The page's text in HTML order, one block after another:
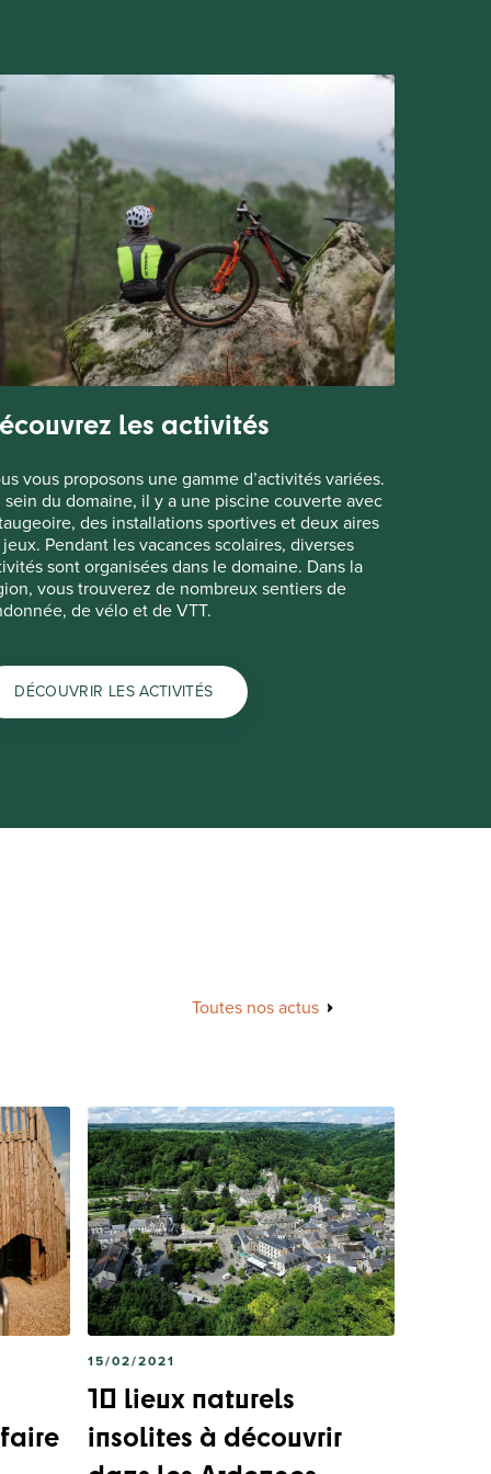
les activités
vous proposons une gamme d’activités variées.
sein du domaine, il y a une piscine couverte avec
des installations sportives et deux aires
Pendant les vacances scolaires, diverses
sont organisées dans le domaine. Dans la
vous trouverez de nombreux sentiers de
de vélo et de VTT.
DÉCOUVRIR LES ACTIVITÉS
Toutes nos actus
15/02/2021
10 lieux naturels
insolites à découvrir